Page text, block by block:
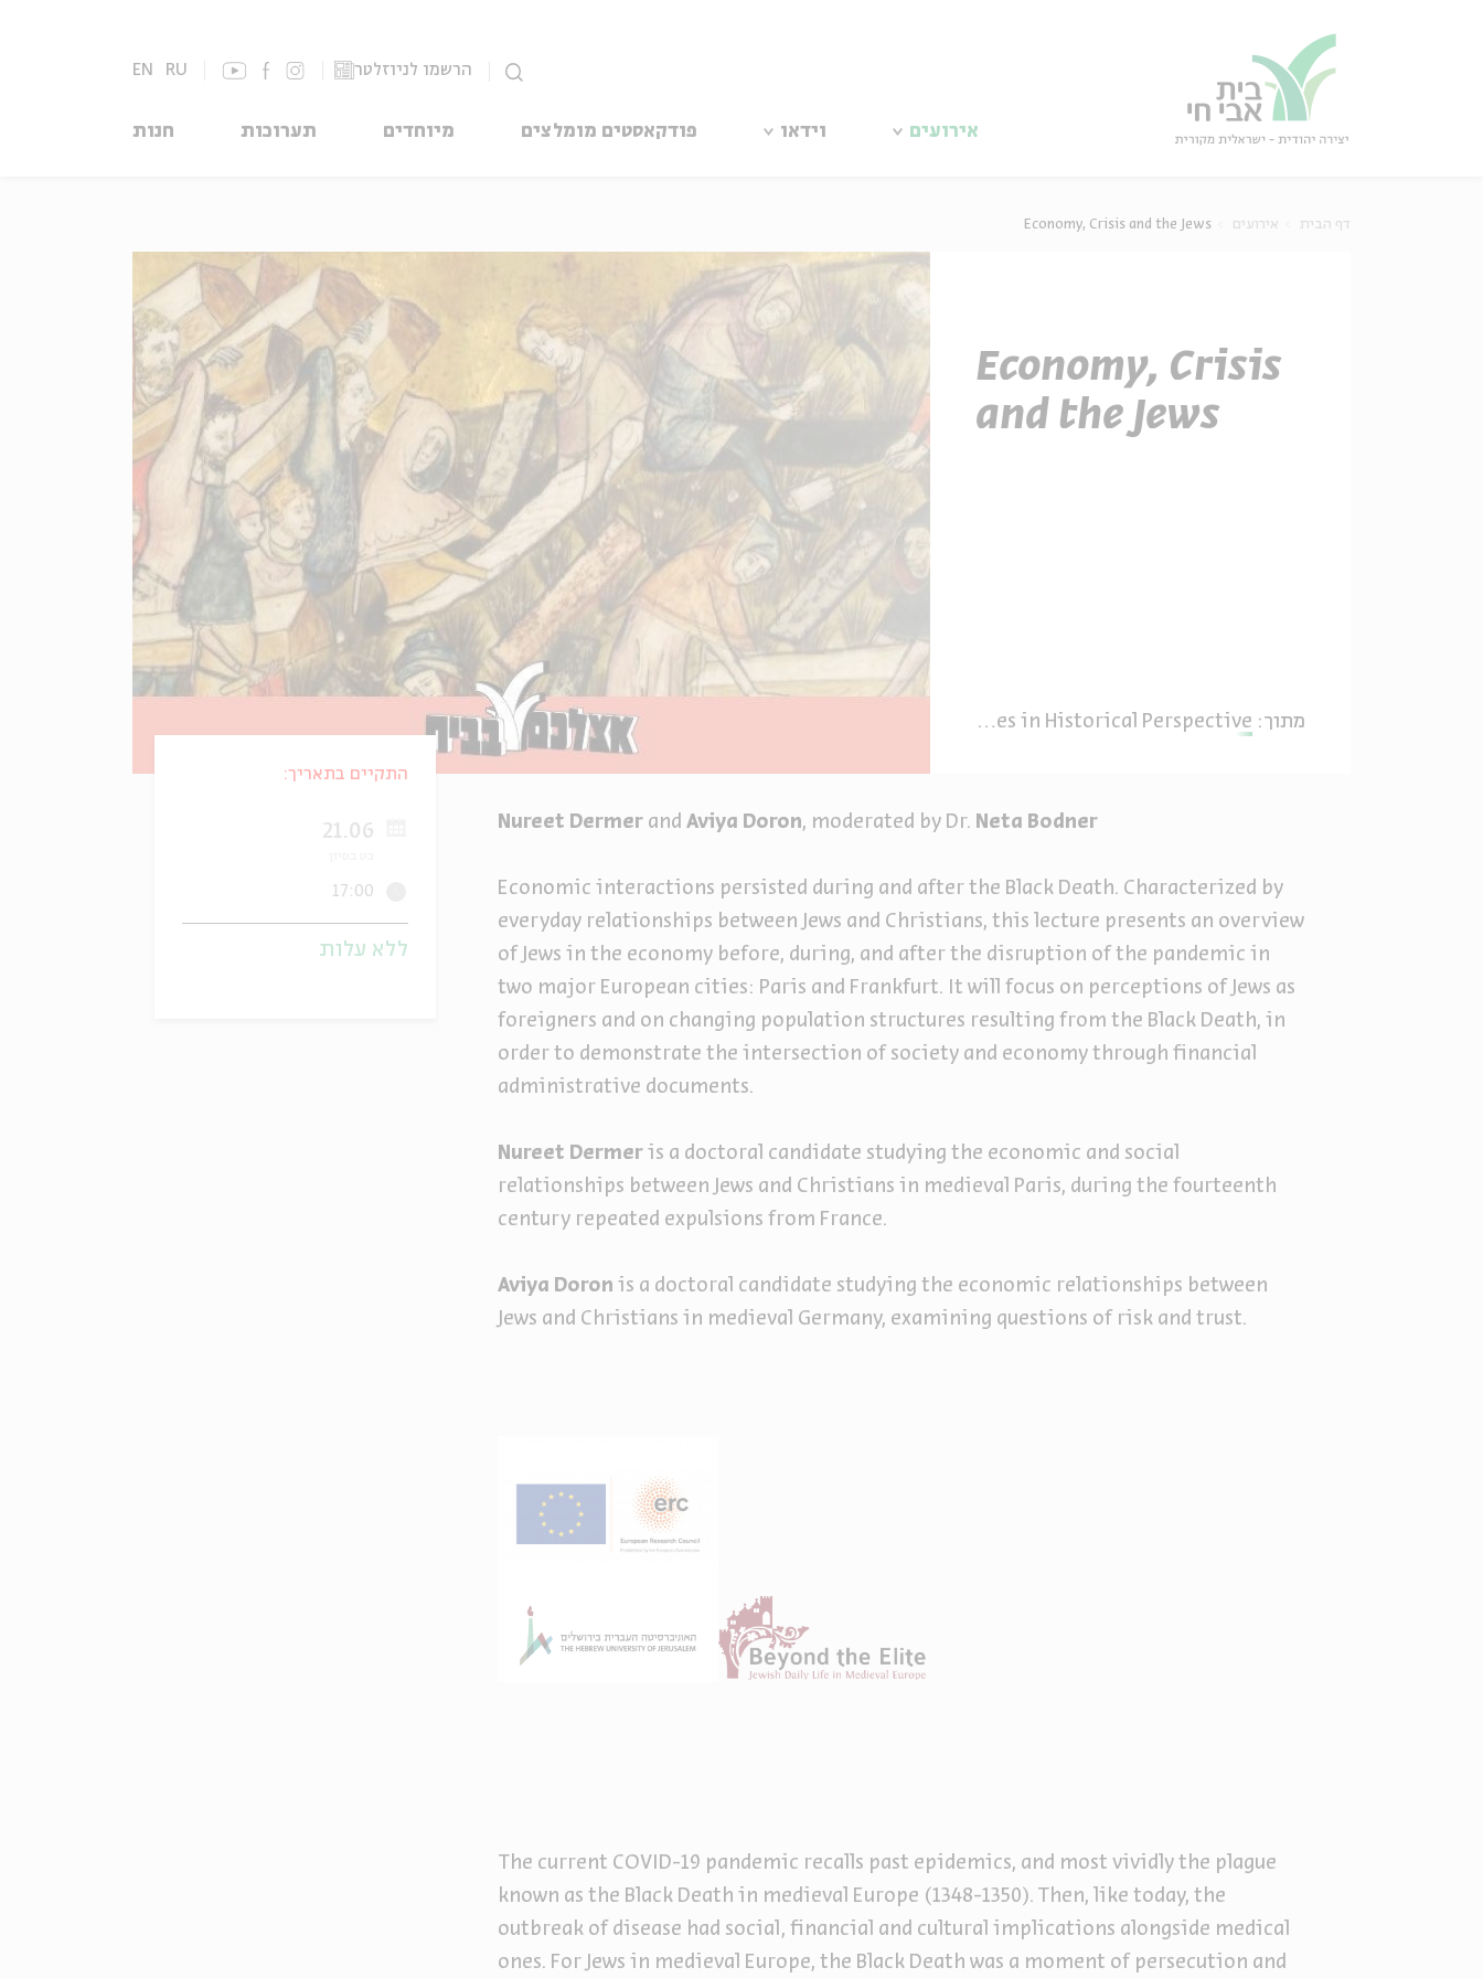
הרשמו לניוזלטר EN RU
אירועים וידאו פודקאסטים מומלצים מיוחדים תערוכות חנות
דף הבית אירועים Economy, Crisis and the Jews
Economy, Crisis
and the Jews
מתוך: Plagues in Historical Perspective
Nureet Dermer andAviya Doron, moderated by Dr. Neta Bodner
Economic interactions persisted during and after the Black Death. Characterized by
everyday relationships between Jews and Christians, this lecture presents an overview
of Jews in the economy before, during, and after the disruption of the pandemic in
two major European cities: Paris and Frankfurt. It will focus on perceptions of Jews as
foreigners and on changing population structures resulting from the Black Death, in
order to demonstrate the intersection of society and economy through financial
administrative documents.
Nureet Dermeris a doctoral candidate studying the economic and social
relationships between Jews and Christians in medieval Paris, during the fourteenth
century repeated expulsions from France.
Aviya Doron is a doctoral candidate studying the economic relationships between
Jews and Christians in medieval Germany, examining questions of risk and trust.
The current COVID-19 pandemic recalls past epidemics, and most vividly the plague
known as the Black Death in medieval Europe (1348-1350). Then, like today, the
outbreak of disease had social, financial and cultural implications alongside medical
ones. For Jews in medieval Europe, the Black Death was a moment of persecution and
התקיים בתאריך:
21.06
17:00
ללא עלות